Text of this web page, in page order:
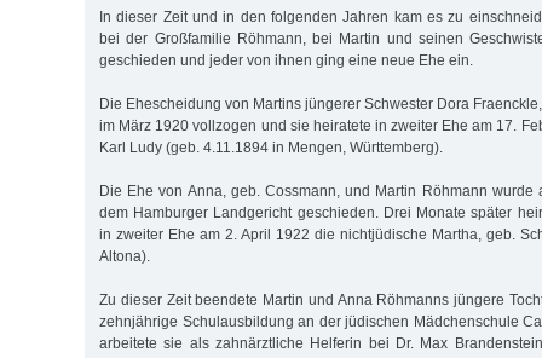
In dieser Zeit und in den folgenden Jahren kam es zu
bei der Großfamilie Röhmann, bei Martin und seinen
geschieden und jeder von ihnen ging eine neue Ehe ein.
Die Ehescheidung von Martins jüngerer Schwester Dora
im März 1920 vollzogen und sie heiratete in zweiter Ehe am 17.
Karl Ludy (geb. 4.11.1894 in Mengen, Württemberg).
Die Ehe von Anna, geb. Cossmann, und Martin Röhmann wurde
dem Hamburger Landgericht geschieden. Drei Monate später
in zweiter Ehe am 2. April 1922 die nichtjüdische Martha, geb.
Altona).
Zu dieser Zeit beendete Martin und Anna Röhmanns jüngere
zehnjährige Schulausbildung an der jüdischen Mädchenschule
arbeitete sie als zahnärztliche Helferin bei Dr. Max